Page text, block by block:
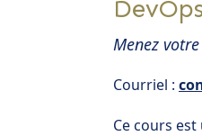
Menez
Courriel :
Ce cours